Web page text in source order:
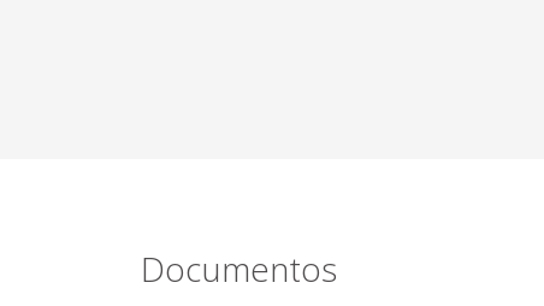
Documentos